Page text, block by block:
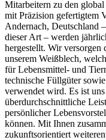
Mitarbeitern zu den
mit Präzision gefertigtem
Andernach, Deutschland
dieser Art – werden
hergestellt. Wir
unserem Weißblech,
für Lebensmittel- und
technische Füllgüter
verwendet wird. Es ist
überdurchschnittliche
persönlicher
können. Mit Ihnen
zukunftsorientiert